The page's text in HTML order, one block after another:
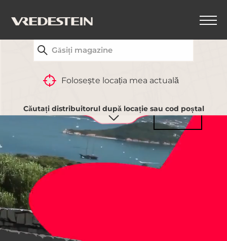
VREDESTEIN
Folosește locația mea actuală
Căutați distribuitorul după locație sau cod poștal
VEZI